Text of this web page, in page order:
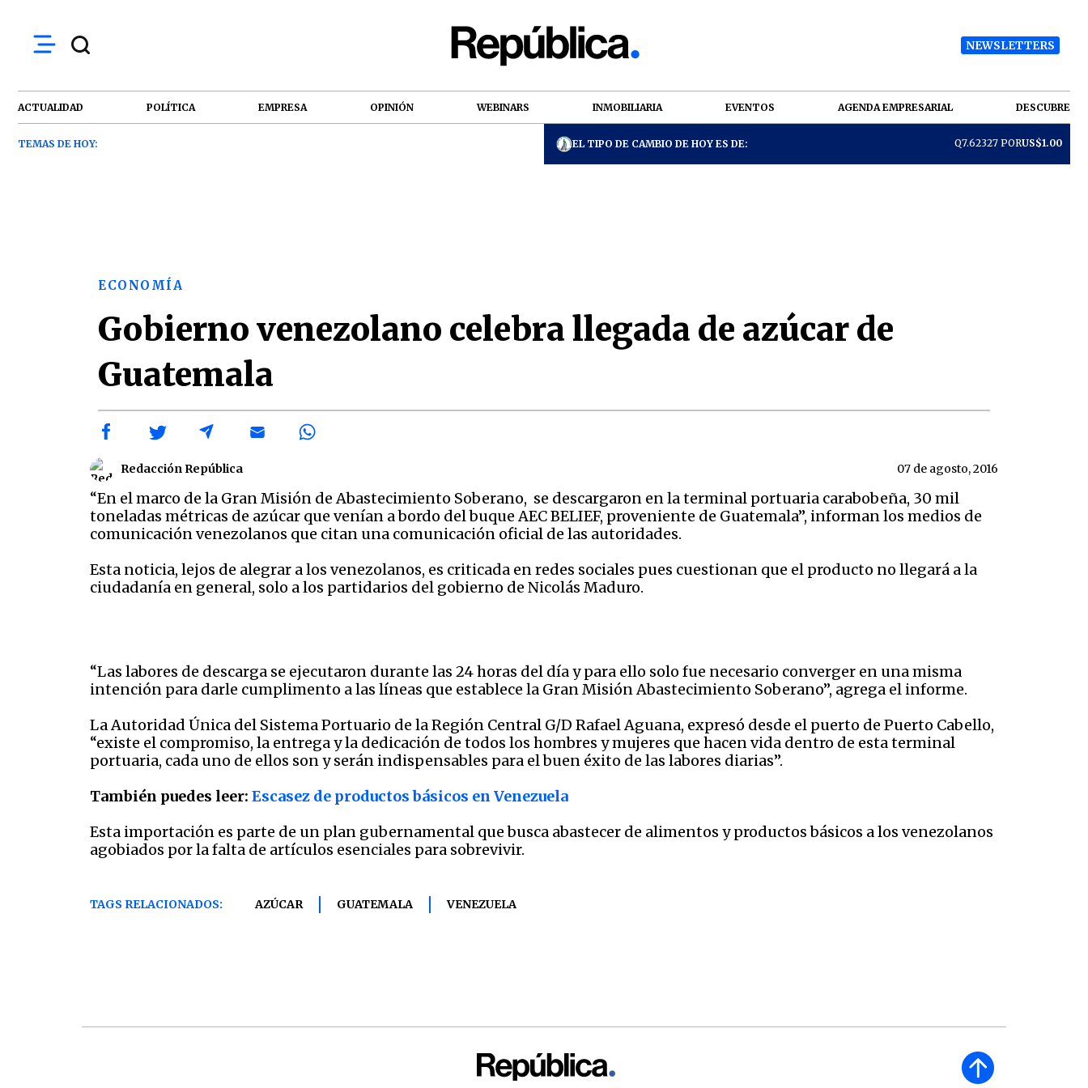
NEWSLETTERS
ACTUALIDAD POLÍTICA EMPRESA OPINIÓN WEBINARS INMOBILIARIA EVENTOS AGENDA EMPRESARIAL DESCUBRE
TEMAS DE HOY: EL TIPO DE CAMBIO DE HOY ES DE: Q7.62327 PORUS$1.00
ECONOMÍA
Gobierno venezolano celebra llegada de azúcar de
Guatemala
Redacción República 07 de agosto, 2016
“En el marco de la Gran Misión de Abastecimiento Soberano, se descargaron en la terminal portuaria carabobeña, 30 mil
toneladas métricas de azúcar que venían a bordo del buque AEC BELIEF, proveniente de Guatemala”, informan los medios de
comunicación venezolanos que citan una comunicación oficial de las autoridades.
Esta noticia, lejos de alegrar a los venezolanos, es criticada en redes sociales pues cuestionan que el producto no llegará a la
ciudadanía en general, solo a los partidarios del gobierno de Nicolás Maduro.
“Las labores de descarga se ejecutaron durante las 24 horas del día y para ello solo fue necesario converger en una misma
intención para darle cumplimento a las líneas que establece la Gran Misión Abastecimiento Soberano”, agrega el informe.
La Autoridad Única del Sistema Portuario de la Región Central G/D Rafael Aguana, expresó desde el puerto de Puerto Cabello,
“existe el compromiso, la entrega y la dedicación de todos los hombres y mujeres que hacen vida dentro de esta terminal
portuaria, cada uno de ellos son y serán indispensables para el buen éxito de las labores diarias”.
También puedes leer: Escasez de productos básicos en Venezuela
Esta importación es parte de un plan gubernamental que busca abastecer de alimentos y productos básicos a los venezolanos
agobiados por la falta de artículos esenciales para sobrevivir.
TAGS RELACIONADOS: AZÚCAR GUATEMALA VENEZUELA